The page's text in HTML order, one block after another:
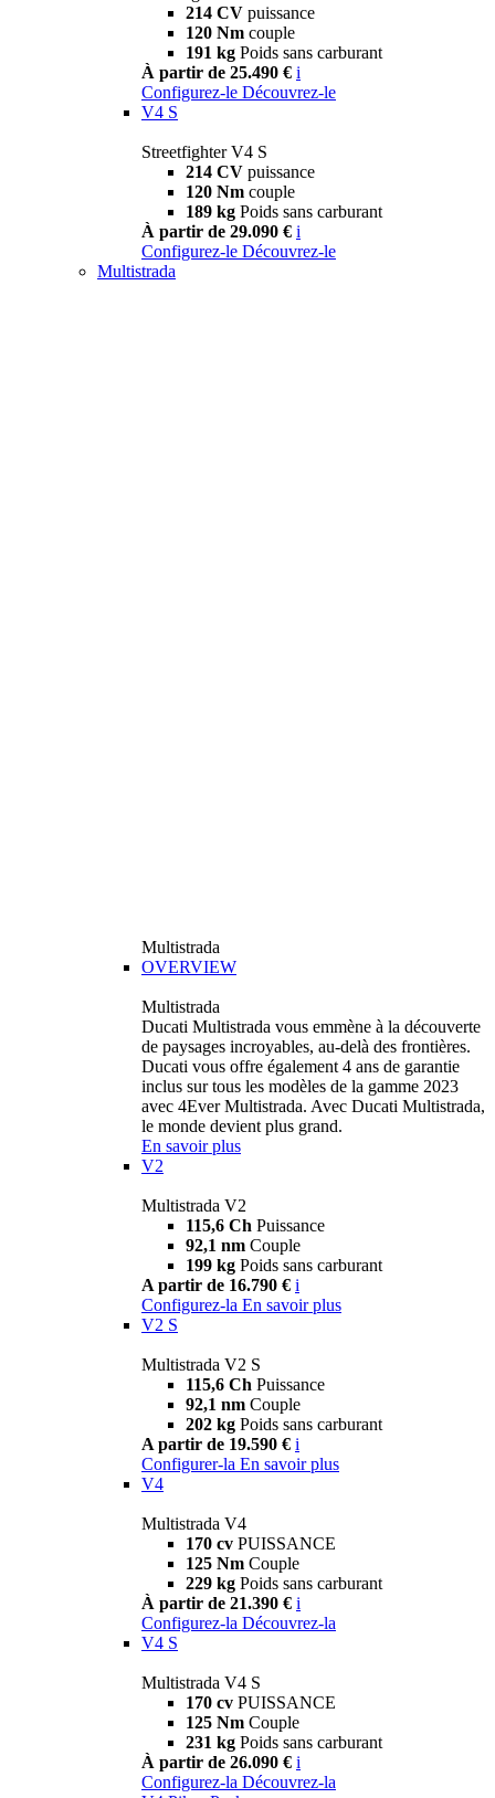
214 CV puissance
120 Nm couple
191 kg Poids sans carburant
À partir de 25.490 € i
Configurez-le Découvrez-le
V4 S
Streetfighter V4 S
214 CV puissance
120 Nm couple
189 kg Poids sans carburant
À partir de 29.090 € i
Configurez-le Découvrez-le
Multistrada
Multistrada
OVERVIEW
Multistrada
Ducati Multistrada vous emmène à la découverte
de paysages incroyables, au-delà des frontières.
Ducati vous offre également 4 ans de garantie
inclus sur tous les modèles de la gamme 2023
avec 4Ever Multistrada. Avec Ducati Multistrada,
le monde devient plus grand.
En savoir plus
V2
Multistrada V2
115,6 Ch Puissance
92,1 nm Couple
199 kg Poids sans carburant
A partir de 16.790 € i
Configurez-la En savoir plus
V2 S
Multistrada V2 S
115,6 Ch Puissance
92,1 nm Couple
202 kg Poids sans carburant
A partir de 19.590 € i
Configurer-la En savoir plus
V4
Multistrada V4
170 cv PUISSANCE
125 Nm Couple
229 kg Poids sans carburant
À partir de 21.390 € i
Configurez-la Découvrez-la
V4 S
Multistrada V4 S
170 cv PUISSANCE
125 Nm Couple
231 kg Poids sans carburant
À partir de 26.090 € i
Configurez-la Découvrez-la